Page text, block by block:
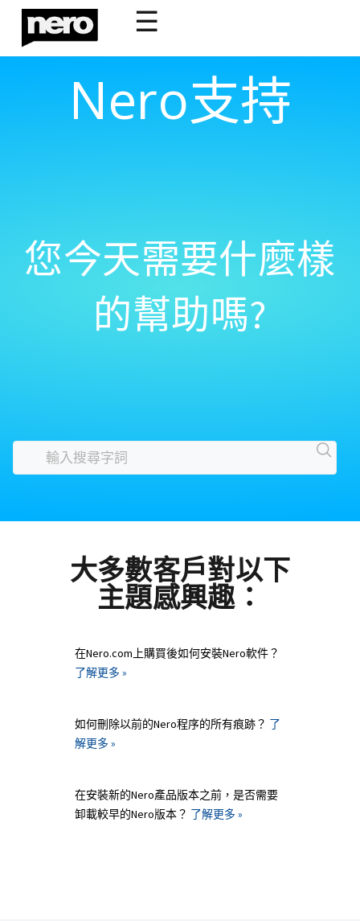
☰
Nero支持
您今天需要什麼樣
的幫助嗎?
大多數客戶對以下
主題感興趣：
在Nero.com上購買後如何安裝Nero軟件？
了解更多 »
如何刪除以前的Nero程序的所有痕跡？ 了
解更多 »
在安裝新的Nero產品版本之前，是否需要
卸載較早的Nero版本？ 了解更多 »